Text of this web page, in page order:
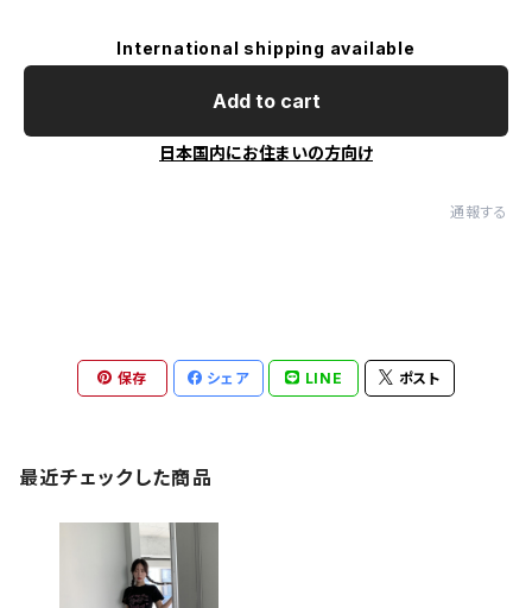
International shipping available
Add to cart
日本国内にお住まいの方向け
通報する
保存 シェア LINE ポスト
最近チェックした商品